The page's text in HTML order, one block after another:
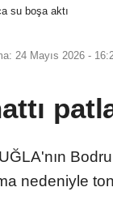
su boşa aktı
24 Mayıs 2026 -
nedeniyle